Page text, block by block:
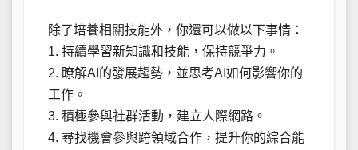
除了培養相關技能外，你還可以做以下事情：
1. 持續學習新知識和技能，保持競爭力。
2. 瞭解AI的發展趨勢，並思考AI如何影響你的
工作。
3. 積極參與社群活動，建立人際網路。
4. 尋找機會參與跨領域合作，提升你的綜合能